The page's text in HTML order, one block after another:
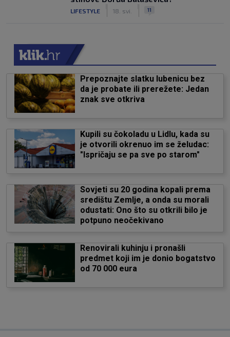
LIFESTYLE 18. svi. 11
Prepoznajte slatku lubenicu bez
da je probate ili prerežete: Jedan
znak sve otkriva
Kupili su čokoladu u Lidlu, kada su
je otvorili okrenuo im se želudac:
"Ispričaju se pa sve po starom"
Sovjeti su 20 godina kopali prema
središtu Zemlje, a onda su morali
odustati: Ono što su otkrili bilo je
potpuno neočekivano
Renovirali kuhinju i pronašli
predmet koji im je donio bogatstvo
od 70 000 eura